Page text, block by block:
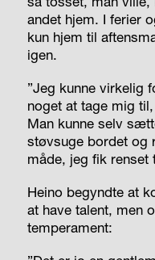
andet hjem. I ferier
kun hjem til
igen.
”Jeg kunne virkelig
noget at tage mig
Man kunne selv
støvsuge bordet og
måde, jeg fik renset
Heino begyndte at
at have talent, men
temperament: